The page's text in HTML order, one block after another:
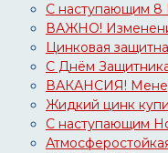
С наступающим 8
ВАЖНО!
Цинковая
С Днём
ВАКАНСИЯ!
Жидкий цинк
С наступающим